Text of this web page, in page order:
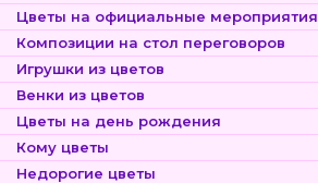
Цветы на официальные мероприятия
Композиции на стол переговоров
Игрушки из цветов
Венки из цветов
Цветы на день рождения
Кому цветы
Недорогие цветы